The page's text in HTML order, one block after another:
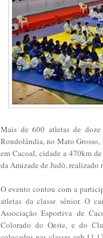
Mais de 600 atletas de
Rondolândia, no Mato
em Cacoal, cidade a 470km
da Amizade de Judô,
O evento contou com a
atletas da classe sênior. O
Associação Esportiva de
Colorado do Oeste, e do